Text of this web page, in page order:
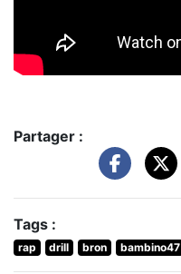
Partager :
Tags :
rap drill bron bambino47